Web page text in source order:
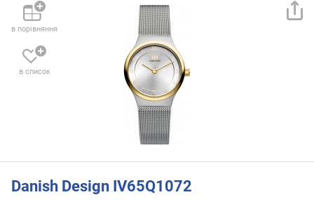
в порівняння
в список
Danish Design IV65Q1072